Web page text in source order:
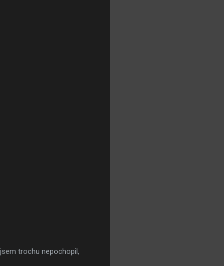
trochu nepochopil,